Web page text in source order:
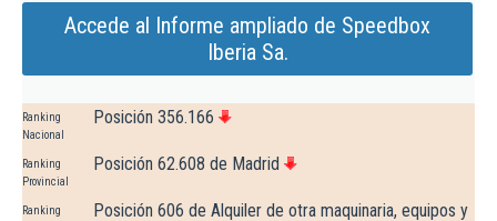
Accede al Informe ampliado de Speedbox
Iberia Sa.
Ranking
Nacional
Posición 356.166
Ranking
Provincial
Posición 62.608 de Madrid
Ranking
Posición 606 de Alquiler de otra maquinaria, equipos y